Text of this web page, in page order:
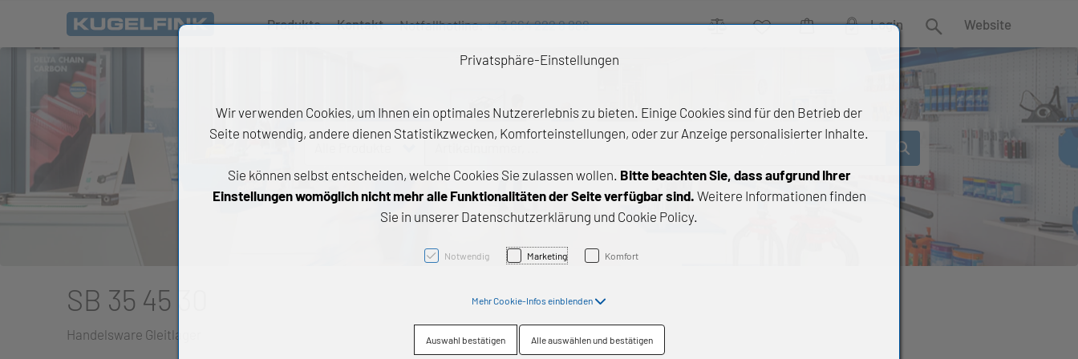
Produkte Kontakt Notfallhotline:+43 664 222 9 888 VergleichWunschlisteWarenkorb Login Suche Website
Alle Produkte
Wälz- und Gleitlager
Antriebstechnik
Chemische Produkte
SB 35 45 30
Handelsware Gleitlager
Privatsphäre-Einstellungen
Wir verwenden Cookies, um Ihnen ein optimales Nutzererlebnis zu bieten. Einige Cookies sind für den Betrieb der
Seite notwendig, andere dienen Statistikzwecken, Komforteinstellungen, oder zur Anzeige personalisierter Inhalte.
Sie können selbst entscheiden, welche Cookies Sie zulassen wollen. Bitte beachten Sie, dass aufgrund Ihrer
Einstellungen womöglich nicht mehr alle Funktionalitäten der Seite verfügbar sind. Weitere Informationen finden
Sie in unserer Datenschutzerklärung und Cookie Policy.
Notwendig Marketing Komfort
Mehr Cookie-Infos einblenden
Auswahl bestätigen Alle auswählen und bestätigen